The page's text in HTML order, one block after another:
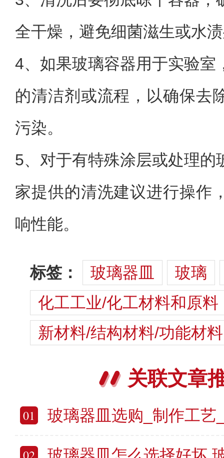
全干燥，避免细菌滋生或水
4、 如果玻璃容器用于实验室
的清洁剂或流程，以确保去
污染。
5、 对于有特殊涂层或处理的
家提供的清洗建议进行操作
响性能。
标签： 玻璃器皿
玻璃
化工工业/化工材料和原料
新材料/结构材料/功能材料
关联文章
01 玻璃器皿选购_制作工艺_清
02